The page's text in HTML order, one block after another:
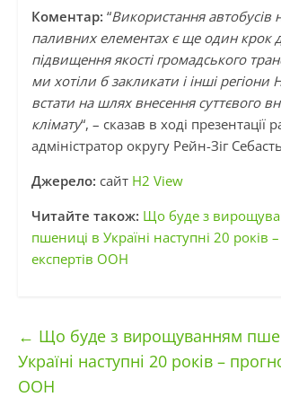
Коментар: “Використання автобусів
паливних елементах є ще один крок
підвищення якості громадського
ми хотіли б закликати і інші регіони
встати на шлях внесення суттєвого
клімату“, – сказав в ході презентації
адміністратор округу Рейн-Зіг
Джерело: сайт H2 View
Читайте також: Що буде з
пшениці в Україні наступні 20 років
експертів ООН
← Що буде з вирощуванням
Україні наступні 20 років –
ООН